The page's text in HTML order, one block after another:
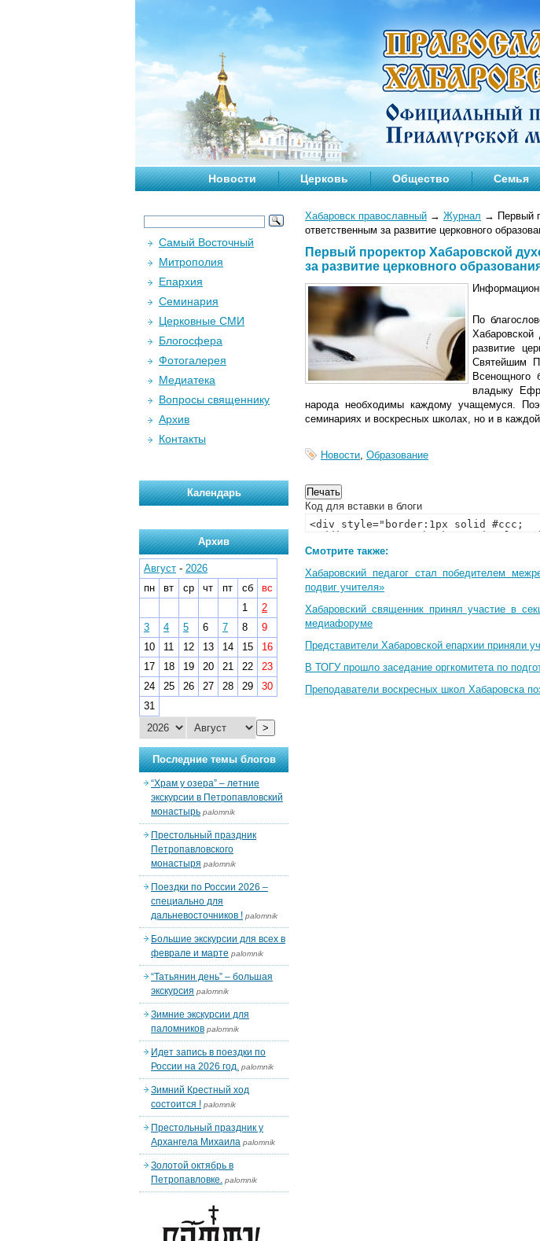
Новости Церковь Общество Семья
Хабаровск православный → Журнал → Первый
ответственным за развитие церковного
Первый проректор Хабаровской
за развитие церковного
По
развитие
Святейшим
Всенощного
владыку
народа необходимы каждому учащемуся.
семинариях и воскресных школах, но и в
Новости, Образование
Код для вставки в блоги
Смотрите также:
Хабаровский педагог стал победителем
подвиг учителя»
Хабаровский священник принял участие в
медиафоруме
Представители Хабаровской епархии приняли
В ТОГУ прошло заседание оргкомитета по
Преподаватели воскресных школ Хабаровска
Самый Восточный
Митрополия
Епархия
Семинария
Церковные СМИ
Блогосфера
Фотогалерея
Медиатека
Вопросы священнику
Архив
Контакты
Календарь
Архив
Август - 2026
пн
вт ср чт пт сб
вс
1
2
3
4 5 6 7 8
9
10
11 12 13 14 15
16
17
18 19 20 21 22
23
24
25 26 27 28 29
30
31
>
Последние темы блогов
“Храм у озера” – летние
экскурсии в Петропавловский
монастырь palomnik
Престольный праздник
Петропавловского
монастыря palomnik
Поездки по России 2026 –
специально для
дальневосточников ! palomnik
Большие экскурсии для всех в
феврале и марте palomnik
“Татьянин день” – большая
экскурсия palomnik
Зимние экскурсии для
паломников palomnik
Идет запись в поездки по
России на 2026 год. palomnik
Зимний Крестный ход
состоится ! palomnik
Престольный праздник у
Архангела Михаила palomnik
Золотой октябрь в
Петропавловке. palomnik